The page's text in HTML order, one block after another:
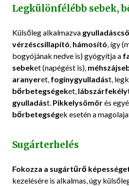
Legkülönfélébb sebek,
Külsőleg alkalmazva
vérzéscsillapító, hámosító, így
bogyójának nedve is) gyógyítja a
sebeket (napégést is),
aranyeret, fogínygyulladást,
bőrbetegségeket, lábszárfekély
gyulladást. Pikkelysömörés
bőrbetegségek esetén a
Sugárterhelés
Fokozza a sugártűrő
kezelésére is alkalmas, úgy